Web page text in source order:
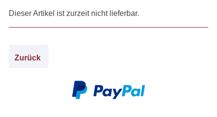
Dieser Artikel ist zurzeit nicht lieferbar.
Zurück